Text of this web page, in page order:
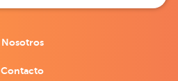
Nosotros
Contacto